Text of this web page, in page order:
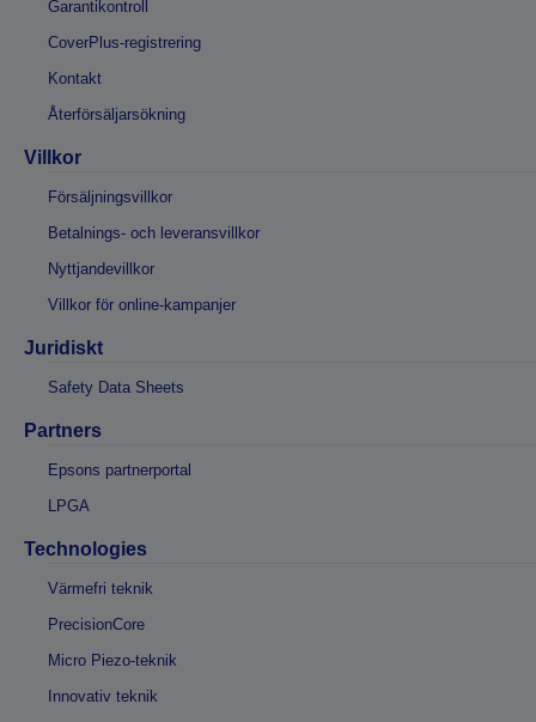
Garantikontroll
CoverPlus-registrering
Kontakt
Återförsäljarsökning
Villkor
Försäljningsvillkor
Betalnings- och leveransvillkor
Nyttjandevillkor
Villkor för online-kampanjer
Juridiskt
Safety Data Sheets
Partners
Epsons partnerportal
LPGA
Technologies
Värmefri teknik
PrecisionCore
Micro Piezo-teknik
Innovativ teknik